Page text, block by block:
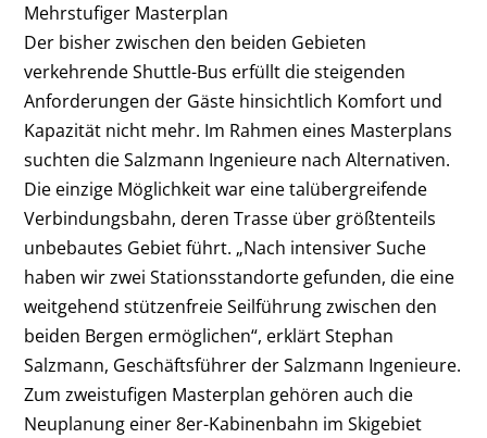
Mehrstufiger Masterplan
Der bisher zwischen den beiden Gebieten
verkehrende Shuttle-Bus erfüllt die steigenden
Anforderungen der Gäste hinsichtlich Komfort und
Kapazität nicht mehr. Im Rahmen eines Masterplans
suchten die Salzmann Ingenieure nach Alternativen.
Die einzige Möglichkeit war eine talübergreifende
Verbindungsbahn, deren Trasse über größtenteils
unbebautes Gebiet führt. „Nach intensiver Suche
haben wir zwei Stationsstandorte gefunden, die eine
weitgehend stützenfreie Seilführung zwischen den
beiden Bergen ermöglichen“, erklärt Stephan
Salzmann, Geschäftsführer der Salzmann Ingenieure.
Zum zweistufigen Masterplan gehören auch die
Neuplanung einer 8er-Kabinenbahn im Skigebiet